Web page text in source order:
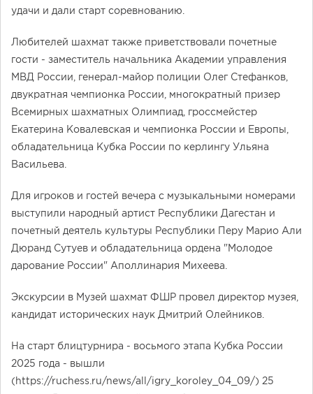
удачи и дали старт соревнованию.
Любителей шахмат также приветствовали почетные
гости - заместитель начальника Академии управления
МВД России, генерал-майор полиции Олег Стефанков,
двукратная чемпионка России, многократный призер
Всемирных шахматных Олимпиад, гроссмейстер
Екатерина Ковалевская и чемпионка России и Европы,
обладательница Кубка России по керлингу Ульяна
Васильева.
Для игроков и гостей вечера с музыкальными номерами
выступили народный артист Республики Дагестан и
почетный деятель культуры Республики Перу Марио Али
Дюранд Сутуев и обладательница ордена "Молодое
дарование России" Аполлинария Михеева.
Экскурсии в Музей шахмат ФШР провел директор музея,
кандидат исторических наук Дмитрий Олейников.
На старт блицтурнира - восьмого этапа Кубка России
2025 года - вышли
(https://ruchess.ru/news/all/igry_koroley_04_09/) 25